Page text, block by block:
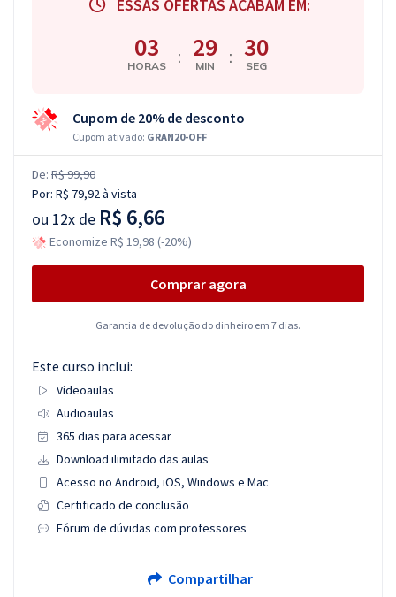
ESSAS OFERTAS ACABAM EM:
03
HORAS : 29
MIN : 29
SEG
Cupom de 20% de desconto
Cupom ativado: GRAN20-OFF
De: R$ 99,90
Por: R$ 79,92à vista
ou 12x de R$ 6,66
Economize R$ 19,98 (-20%)
Comprar agora
Garantia de devolução do dinheiro em 7 dias.
Este curso inclui:
Videoaulas
Audioaulas
365 dias para acessar
Download ilimitado das aulas
Acesso no Android, iOS, Windows e Mac
Certificado de conclusão
Fórum de dúvidas com professores
Compartilhar